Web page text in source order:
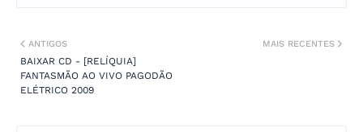
MAIS RECENTES
ANTIGOS
BAIXAR CD - [RELÍQUIA]
FANTASMÃO AO VIVO PAGODÃO
ELÉTRICO 2009